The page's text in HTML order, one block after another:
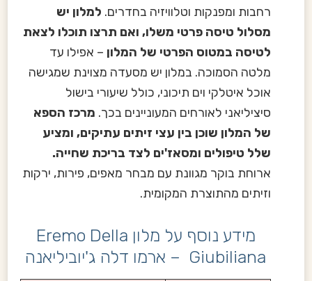
רחבות ומפנקות וטלוויזיה בחדרים. למלון יש
מסלול טיסה פרטי משלו, ואם תרצו תוכלו לצאת
לטיסה במטוס הפרטי של המלון – אפילו עד
מלטה הסמוכה. במלון יש מסעדה מצוינת שמגישה
אוכל איטלקי וים תיכוני, כולל שיעורי בישול
סיציליאני לאורחים המעוניינים בכך. מרכז הספא
של המלון שוכן בין עצי זיתים עתיקים, ומציע
שלל טיפולים ומסאז'ים לצד בריכת שחייה.
ארוחת בוקר מגוונת עם מבחר מאפים, פירות, ירקות
וזיתים מהתוצרת המקומית.
מידע נוסף על מלון Eremo Della
Giubiliana – ארמו דלה ג'יוביליאנה